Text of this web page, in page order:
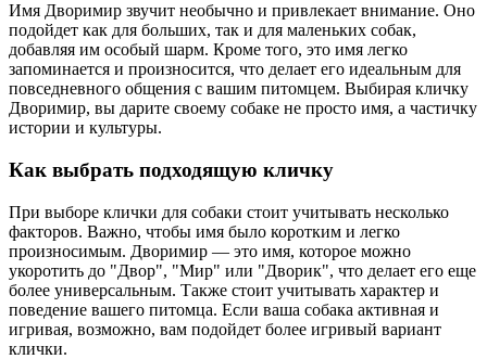
Имя Дворимир звучит необычно и привлекает внимание. Оно
подойдет как для больших, так и для маленьких собак,
добавляя им особый шарм. Кроме того, это имя легко
запоминается и произносится, что делает его идеальным для
повседневного общения с вашим питомцем. Выбирая кличку
Дворимир, вы дарите своему собаке не просто имя, а частичку
истории и культуры.
Как выбрать подходящую кличку
При выборе клички для собаки стоит учитывать несколько
факторов. Важно, чтобы имя было коротким и легко
произносимым. Дворимир — это имя, которое можно
укоротить до "Двор", "Мир" или "Дворик", что делает его еще
более универсальным. Также стоит учитывать характер и
поведение вашего питомца. Если ваша собака активная и
игривая, возможно, вам подойдет более игривый вариант
клички.